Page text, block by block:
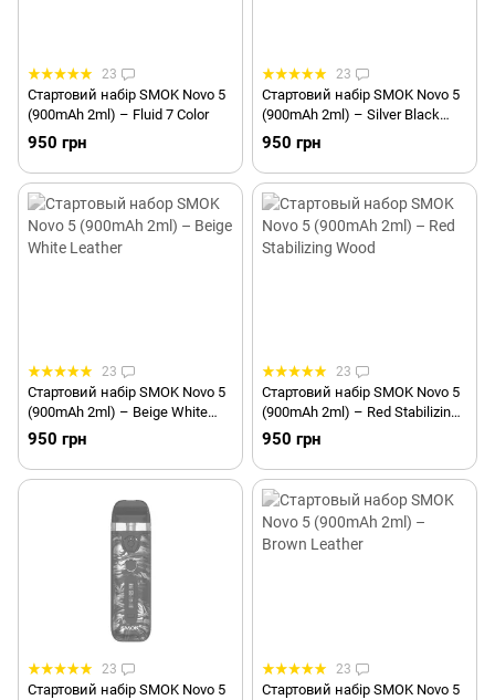
23
Стартовий набір SMOK Novo 5
(900mAh 2ml) – Fluid 7 Color
950 грн
23
Стартовий набір SMOK Novo 5
(900mAh 2ml) – Silver Black
Cobra
950 грн
23
Стартовий набір SMOK Novo 5
(900mAh 2ml) – Beige White
Leather
950 грн
23
Стартовий набір SMOK Novo 5
(900mAh 2ml) – Red Stabilizing
Wood
950 грн
23
Стартовий набір SMOK Novo 5
23
Стартовий набір SMOK Novo 5